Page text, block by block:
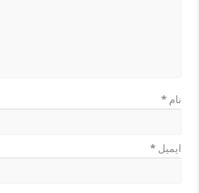
نام*
ایمیل*